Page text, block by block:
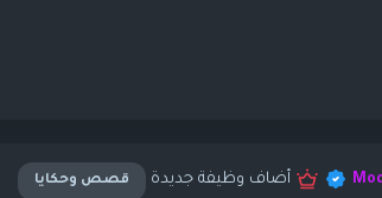
أضاف وظيفة جديدة قصص وحكايا